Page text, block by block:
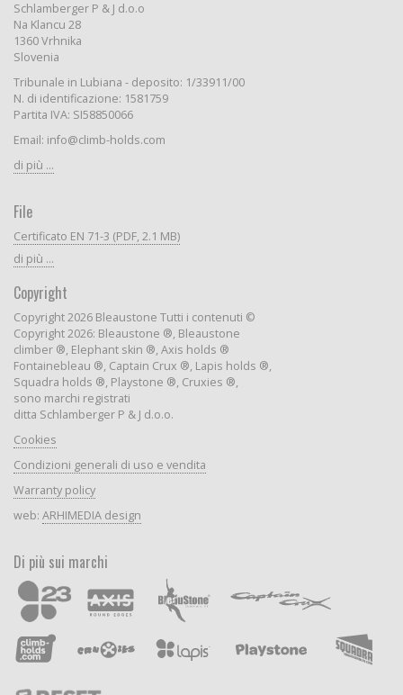
Schlamberger P & J d.o.o
Na Klancu 28
1360 Vrhnika
Slovenia
Tribunale in Lubiana - deposito: 1/33911/00
N. di identificazione: 1581759
Partita IVA: SI58850066
Email: info@climb-holds.com
di più ...
File
Certificato EN 71-3 (PDF, 2.1 MB)
di più ...
Copyright
Copyright 2026 Bleaustone Tutti i contenuti ©
Copyright 2026: Bleaustone ®, Bleaustone
climber ®, Elephant skin ®, Axis holds ®
Fontainebleau ®, Captain Crux ®, Lapis holds ®,
Squadra holds ®, Playstone ®, Cruxies ®,
sono marchi registrati
ditta Schlamberger P & J d.o.o.
Cookies
Condizioni generali di uso e vendita
Warranty policy
web: ARHIMEDIA design
Di più sui marchi